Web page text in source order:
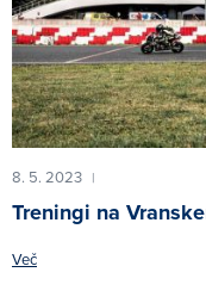
8. 5. 2023 |
Treningi na
Več